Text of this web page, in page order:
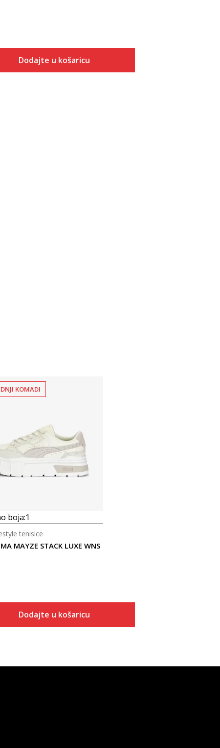
Dodajte u košaricu
KOMADI
boja:1
MAYZE STACK LUXE WNS
tenisice
Dodajte u košaricu